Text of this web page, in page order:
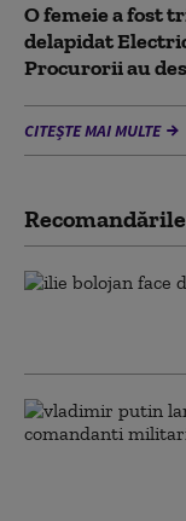
O femeie a fost
delapidat
Procurorii au
CITEȘTE MAI MULTE